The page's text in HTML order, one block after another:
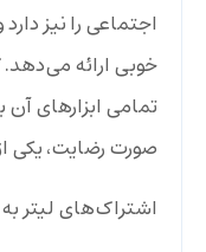
اجتماعی را نیز
تمامی ابزارهای آن
صورت رضایت، یکی
اشتراک‌های لیتر